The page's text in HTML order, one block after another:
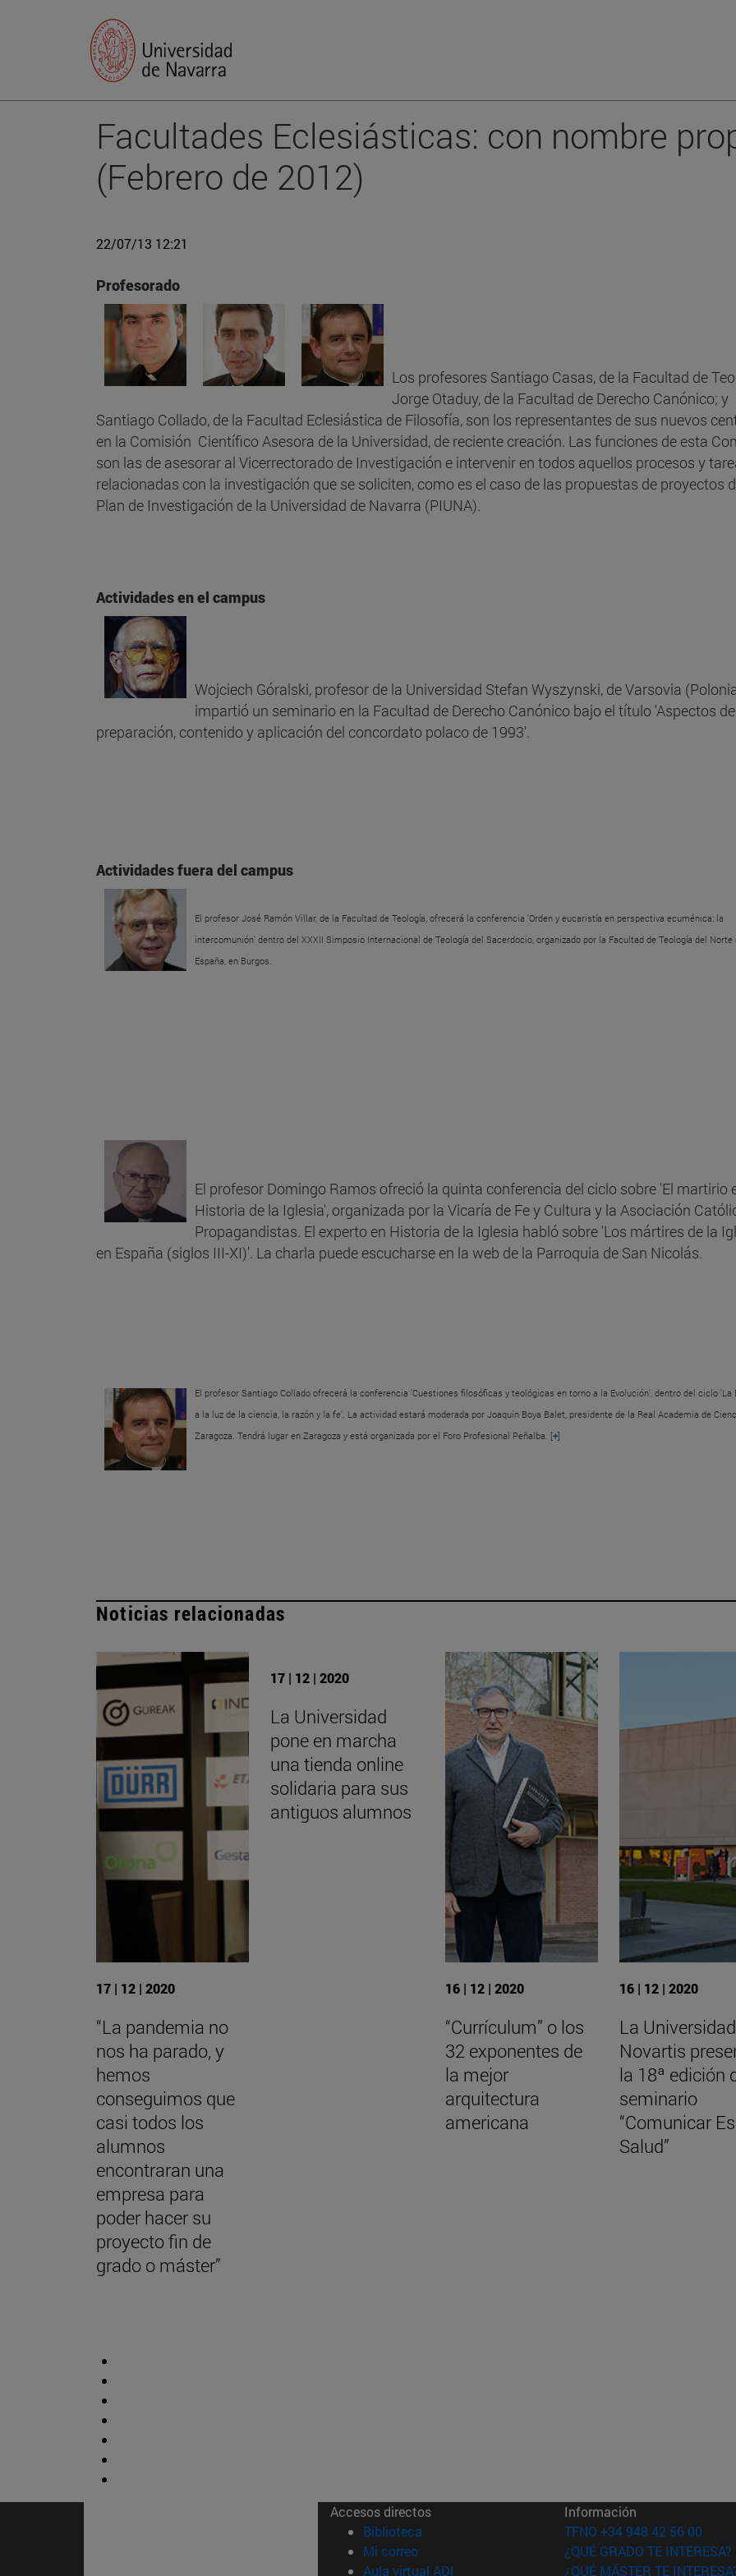
Facultades Eclesiásticas: con nombre
(Febrero de 2012)
22/07/13 12:21
Profesorado
Los profesores Santiago Casas, de la Facultad de
Jorge Otaduy, de la Facultad de Derecho Canónico; y
Santiago Collado, de la Facultad Eclesiástica de Filosofía, son los representantes de sus nuevos
en la Comisión Científico Asesora de la Universidad, de reciente creación. Las funciones de esta
son las de asesorar al Vicerrectorado de Investigación e intervenir en todos aquellos procesos y
relacionadas con la investigación que se soliciten, como es el caso de las propuestas de proyectos
Plan de Investigación de la Universidad de Navarra (PIUNA).
Actividades en el campus
Wojciech Góralski, profesor de la Universidad Stefan Wyszynski, de Varsovia
impartió un seminario en la Facultad de Derecho Canónico bajo el título 'Aspectos
preparación, contenido y aplicación del concordato polaco de 1993'.
Actividades fuera del campus
El profesor José Ramón Villar, de la Facultad de Teología, ofrecerá la conferencia 'Orden y eucaristía en perspectiva ecuménica: la
intercomunión' dentro del XXXII Simposio Internacional de Teología del Sacerdocio, organizado por la Facultad de Teología del Norte
España, en Burgos.
El profesor Domingo Ramos ofreció la quinta conferencia del ciclo sobre 'El martirio
Historia de la Iglesia', organizada por la Vicaría de Fe y Cultura y la Asociación
Propagandistas. El experto en Historia de la Iglesia habló sobre 'Los mártires de la
en España (siglos III-XI)'. La charla puede escucharse en la web de la Parroquia de San Nicolás.
El profesor Santiago Collado ofrecerá la conferencia 'Cuestiones filosóficas y teológicas en torno a la Evolución', dentro del ciclo 'La
a la luz de la ciencia, la razón y la fe'. La actividad estará moderada por Joaquin Boya Balet, presidente de la Real Academia de
Zaragoza. Tendrá lugar en Zaragoza y está organizada por el Foro Profesional Peñalba. [+]
Noticias relacionadas
17 | 12 | 2020
“La pandemia no
nos ha parado, y
hemos
conseguimos que
casi todos los
alumnos
encontraran una
empresa para
poder hacer su
proyecto fin de
grado o máster”
17 | 12 | 2020
La Universidad
pone en marcha
una tienda online
solidaria para sus
antiguos alumnos
16 | 12 | 2020
“Currículum” o los
32 exponentes de
la mejor
arquitectura
americana
16 | 12 | 2020
La
Novartis
la 18ª edición
seminario
“Comunicar Es
Salud”
Accesos directos
Biblioteca (abre en nueva ventana)
Mi correo(abre en nueva ventana)
Aula virtual ADI (abre en nueva ventana)
Información
TFNO +34 948 42 56 00
¿QUÉ GRADO TE INTERESA?
¿QUÉ MÁSTER TE